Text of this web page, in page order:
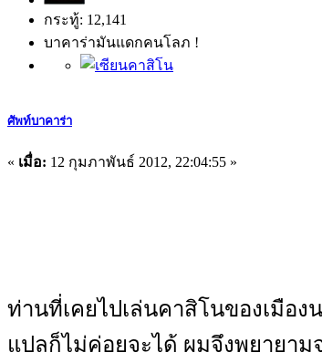
กระทู้: 12,141
บาคาร่ามันแดกคนโลภ !
ศัพท์บาคาร่า
« เมื่อ: 12 กุมภาพันธ์ 2012, 22:04:55 »
ท่านที่เคยไปเล่นคาสิโนของเมือ
แปลก็ไม่ค่อยจะได้ ผมจึงพยายาม